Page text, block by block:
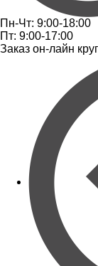
Пн-Чт: 9:00-18:00
Пт: 9:00-17:00
Заказ он-лайн